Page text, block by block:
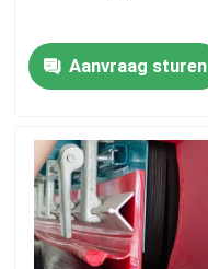
Videos
Over ons
Fabrieksreis
Aanvraag sturen